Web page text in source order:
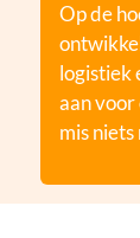
Op de
logistiek
aan
mis niets